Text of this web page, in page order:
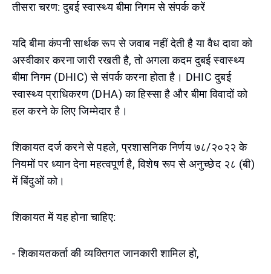
तीसरा चरण: दुबई स्वास्थ्य बीमा निगम से संपर्क करें
यदि बीमा कंपनी सार्थक रूप से जवाब नहीं देती है या वैध दावा को
अस्वीकार करना जारी रखती है, तो अगला कदम दुबई स्वास्थ्य
बीमा निगम (DHIC) से संपर्क करना होता है। DHIC दुबई
स्वास्थ्य प्राधिकरण (DHA) का हिस्सा है और बीमा विवादों को
हल करने के लिए जिम्मेदार है।
शिकायत दर्ज करने से पहले, प्रशासनिक निर्णय ७८/२०२२ के
नियमों पर ध्यान देना महत्वपूर्ण है, विशेष रूप से अनुच्छेद २८ (बी)
में बिंदुओं को।
शिकायत में यह होना चाहिए:
- शिकायतकर्ता की व्यक्तिगत जानकारी शामिल हो,